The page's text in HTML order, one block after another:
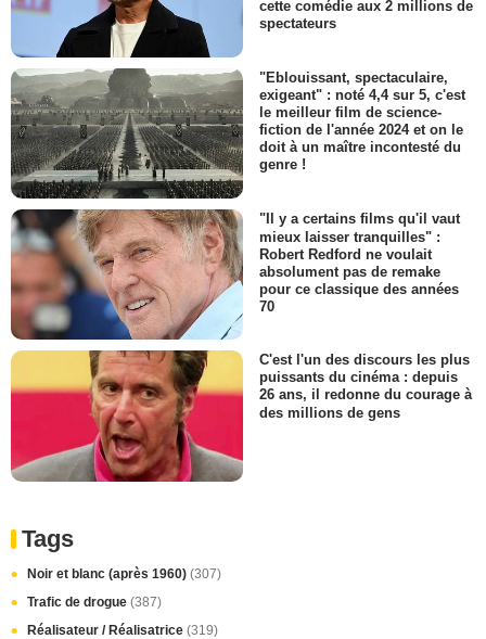
cette comédie aux 2 millions de
spectateurs
"Eblouissant, spectaculaire,
exigeant" : noté 4,4 sur 5, c'est
le meilleur film de science-
fiction de l'année 2024 et on le
doit à un maître incontesté du
genre !
"Il y a certains films qu'il vaut
mieux laisser tranquilles" :
Robert Redford ne voulait
absolument pas de remake
pour ce classique des années
70
C'est l'un des discours les plus
puissants du cinéma : depuis
26 ans, il redonne du courage à
des millions de gens
Tags
Noir et blanc (après 1960) (307)
Trafic de drogue (387)
Réalisateur / Réalisatrice (319)